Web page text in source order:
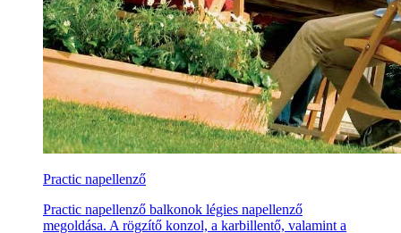
Practic napellenző
Practic napellenző balkonok légies napellenző
megoldása. A rögzítő konzol, a karbillentő, valamint a